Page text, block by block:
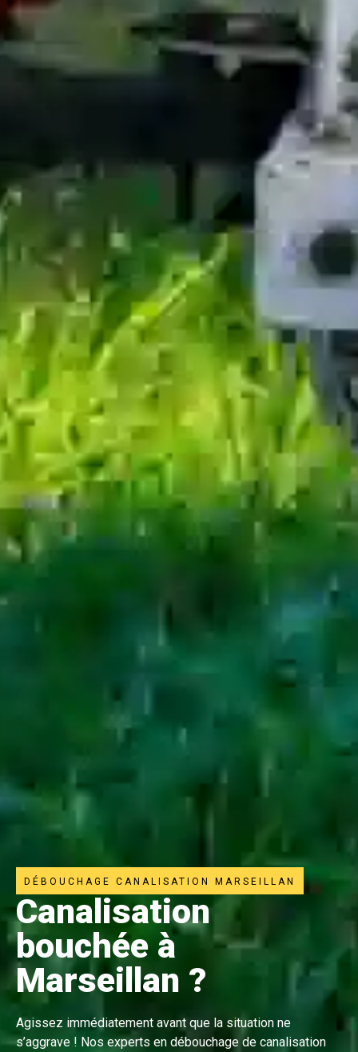
DÉBOUCHAGE CANALISATION MARSEILLAN
Canalisation
bouchée à
Marseillan ?
Agissez immédiatement avant que la situation ne
s’aggrave ! Nos experts en débouchage de canalisation